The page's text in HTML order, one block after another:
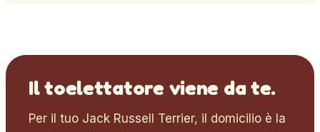
Il toelettatore viene da te.
Per il tuo Jack Russell Terrier, il domicilio è la